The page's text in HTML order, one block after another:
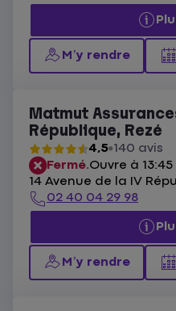
M’y rendre
Matmut
République, Rezé
4,5 140 avis
Fermé.Ouvre à 13:45
14 Avenue de la IV
02 40 04 29 98
M’y rendre